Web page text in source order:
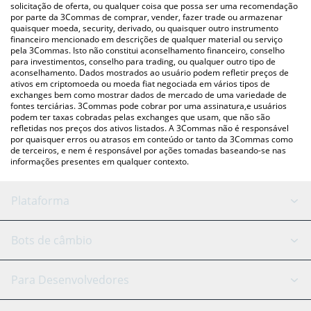
para verificar o último preço de Bitcat nas principais moedas fiat
e criptográficas.
solicitação de oferta, ou qualquer coisa que possa ser uma recomendação
por parte da 3Commas de comprar, vender, fazer trade ou armazenar
quaisquer moeda, security, derivado, ou quaisquer outro instrumento
financeiro mencionado em descrições de qualquer material ou serviço
pela 3Commas. Isto não constitui aconselhamento financeiro, conselho
para investimentos, conselho para trading, ou qualquer outro tipo de
aconselhamento. Dados mostrados ao usuário podem refletir preços de
ativos em criptomoeda ou moeda fiat negociada em vários tipos de
exchanges bem como mostrar dados de mercado de uma variedade de
fontes terciárias. 3Commas pode cobrar por uma assinatura,e usuários
podem ter taxas cobradas pelas exchanges que usam, que não são
refletidas nos preços dos ativos listados. A 3Commas não é responsável
por quaisquer erros ou atrasos em conteúdo or tanto da 3Commas como
de terceiros, e nem é responsável por ações tomadas baseando-se nas
informações presentes em qualquer contexto.
Plataforma
Bot GRID
Signal Bot
Assistente de IA
Bots de câmbio
Binance
Para Desenvolvedores